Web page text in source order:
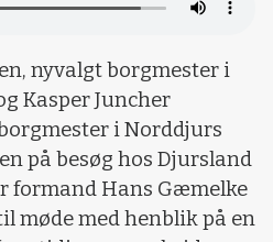
nyvalgt borgmester i
Kasper Juncher
i Norddjurs
på besøg hos Djursland
formand Hans Gæmelke
møde med henblik på en